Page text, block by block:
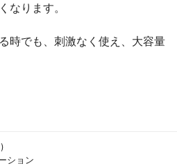
なります。
時でも、刺激なく使え、大容量
ション